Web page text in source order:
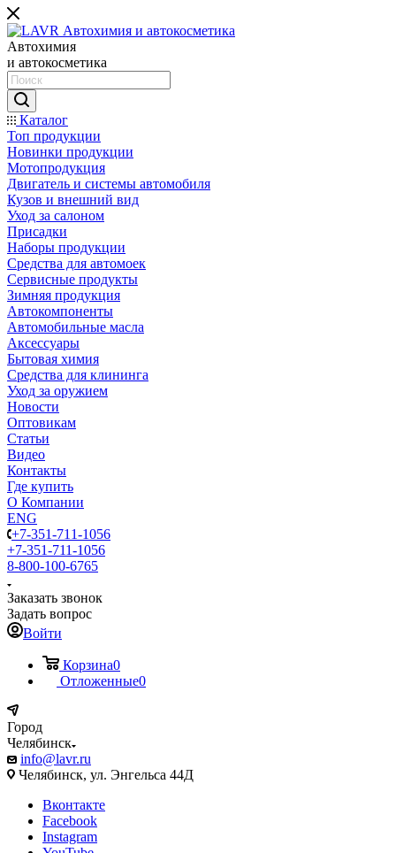
Автохимия
и автокосметика
Каталог
Топ продукции
Новинки продукции
Мотопродукция
Двигатель и системы автомобиля
Кузов и внешний вид
Уход за салоном
Присадки
Наборы продукции
Средства для автомоек
Сервисные продукты
Зимняя продукция
Автокомпоненты
Автомобильные масла
Аксессуары
Бытовая химия
Средства для клининга
Уход за оружием
Новости
Оптовикам
Статьи
Видео
Контакты
Где купить
О Компании
ENG
+7-351-711-1056
+7-351-711-1056
8-800-100-6765
Заказать звонок
Задать вопрос
Войти
Корзина0
Отложенные0
Город
Челябинск
info@lavr.ru
Челябинск, ул. Энгельса 44Д
Вконтакте
Facebook
Instagram